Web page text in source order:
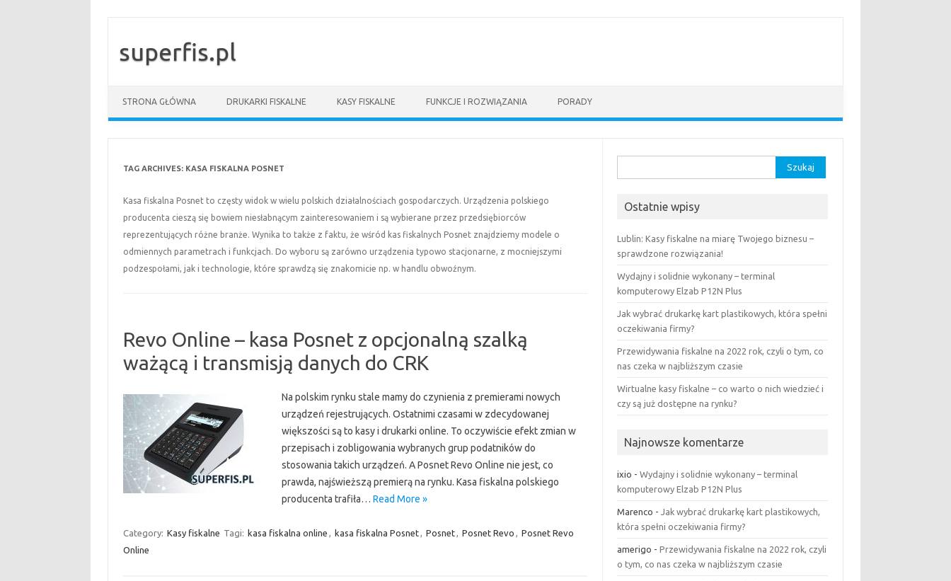
superfis.pl
STRONA GŁÓWNA DRUKARKI FISKALNE KASY FISKALNE FUNKCJE I ROZWIĄZANIA PORADY
TAG ARCHIVES: KASA FISKALNA POSNET
Kasa fiskalna Posnet to częsty widok w wielu polskich działalnościach gospodarczych. Urządzenia polskiego
producenta cieszą się bowiem niesłabnącym zainteresowaniem i są wybierane przez przedsiębiorców
reprezentujących różne branże. Wynika to także z faktu, że wśród kas fiskalnych Posnet znajdziemy modele o
odmiennych parametrach i funkcjach. Do wyboru są zarówno urządzenia typowo stacjonarne, z mocniejszymi
podzespołami, jak i technologie, które sprawdzą się znakomicie np. w handlu obwoźnym.
Revo Online – kasa Posnet z opcjonalną szalką
ważącą i transmisją danych do CRK
Na polskim rynku stale mamy do czynienia z premierami nowych
urządzeń rejestrujących. Ostatnimi czasami w zdecydowanej
większości są to kasy i drukarki online. To oczywiście efekt zmian w
przepisach i zobligowania wybranych grup podatników do
stosowania takich urządzeń. A Posnet Revo Online nie jest, co
prawda, najświeższą premierą na rynku. Kasa fiskalna polskiego
producenta trafiła… Read More »
Category: Kasy fiskalne Tagi: kasa fiskalna online , kasa fiskalna Posnet, Posnet, Posnet Revo , Posnet Revo
Online
Ostatnie wpisy
Lublin: Kasy fiskalne na miarę Twojego biznesu –
sprawdzone rozwiązania!
Wydajny i solidnie wykonany – terminal
komputerowy Elzab P12N Plus
Jak wybrać drukarkę kart plastikowych, która spełni
oczekiwania firmy?
Przewidywania fiskalne na 2022 rok, czyli o tym, co
nas czeka w najbliższym czasie
Wirtualne kasy fiskalne – co warto o nich wiedzieć i
czy są już dostępne na rynku?
Najnowsze komentarze
ixio -Wydajny i solidnie wykonany – terminal
komputerowy Elzab P12N Plus
Marenco -Jak wybrać drukarkę kart plastikowych,
która spełni oczekiwania firmy?
amerigo -Przewidywania fiskalne na 2022 rok, czyli
o tym, co nas czeka w najbliższym czasie